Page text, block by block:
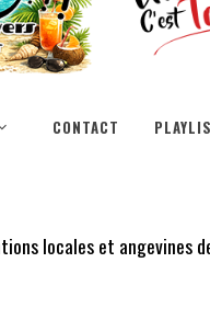
CONTACT
locales et angevines